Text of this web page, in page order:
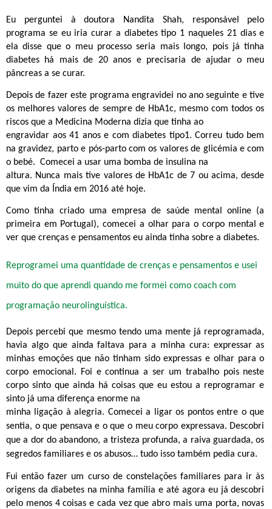
Eu perguntei à doutora Nandita Shah, responsável pelo
programa se eu iria curar a diabetes tipo 1 naqueles 21 dias e
ela disse que o meu processo seria mais longo, pois já tinha
diabetes há mais de 20 anos e precisaria de ajudar o meu
pâncreas a se curar.
Depois de fazer este programa engravidei no ano seguinte e tive
os melhores valores de sempre de HbA1c, mesmo com todos os
riscos que a Medicina Moderna dizia que tinha ao
engravidar aos 41 anos e com diabetes tipo1. Correu tudo bem
na gravidez, parto e pós-parto com os valores de glicémia e com
o bebé. Comecei a usar uma bomba de insulina na
altura. Nunca mais tive valores de HbA1c de 7 ou acima, desde
que vim da Índia em 2016 até hoje.
Como tinha criado uma empresa de saúde mental online (a
primeira em Portugal), comecei a olhar para o corpo mental e
ver que crenças e pensamentos eu ainda tinha sobre a diabetes.
Reprogramei uma quantidade de crenças e pensamentos e usei
muito do que aprendi quando me formei como coach com
programação neurolinguística.
Depois percebi que mesmo tendo uma mente já reprogramada,
havia algo que ainda faltava para a minha cura: expressar as
minhas emoções que não tinham sido expressas e olhar para o
corpo emocional. Foi e continua a ser um trabalho pois neste
corpo sinto que ainda há coisas que eu estou a reprogramar e
sinto já uma diferença enorme na
minha ligação à alegria. Comecei a ligar os pontosentre o que
sentia, o que pensava e o que o meu corpo expressava. Descobri
quea dor do abandono, a tristeza profunda, a raiva guardada, os
segredos familiares e os abusos… tudo isso também pedia cura.
Fui então fazer um curso de constelações familiares para ir às
origens da diabetes na minha família e até agora eu já descobri
pelo menos 4 coisas e cada vez que abro mais uma porta, novas